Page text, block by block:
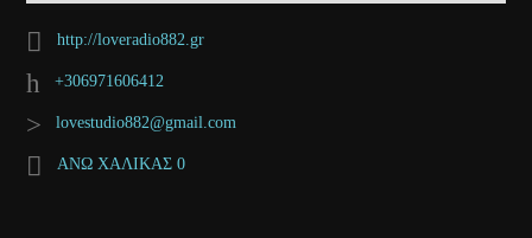
http://loveradio882.gr
+306971606412
lovestudio882@gmail.com
ΑΝΩ ΧΑΛΙΚΑΣ 0